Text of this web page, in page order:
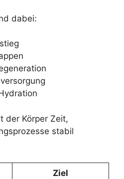
dabei:
der Körper Zeit,
stabil
Ziel